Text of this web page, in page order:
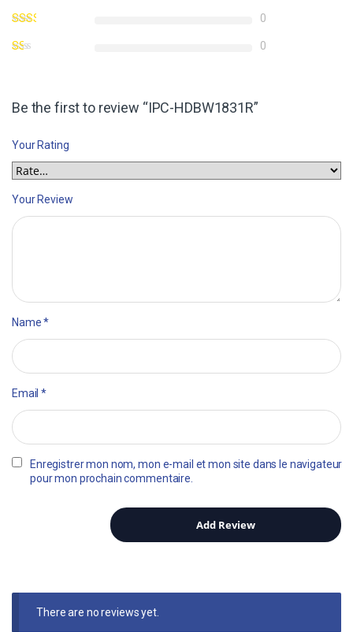
0
0
Be the first to review “IPC-HDBW1831R”
Your Rating
Your Review
Name*
Email*
Enregistrer mon nom, mon e-mail et mon site dans le navigateur
pour mon prochain commentaire.
There are no reviews yet.